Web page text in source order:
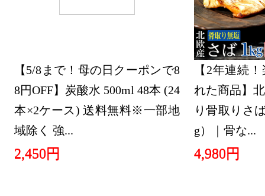
【5/8まで！母の日クーポンで8
8円OFF】炭酸水 500ml 48本 (24
本×2ケース) 送料無料※一部地
域除く 強...
2,450円
【2年連続
れた商品】
り骨取りさ
g）｜骨な...
4,980円